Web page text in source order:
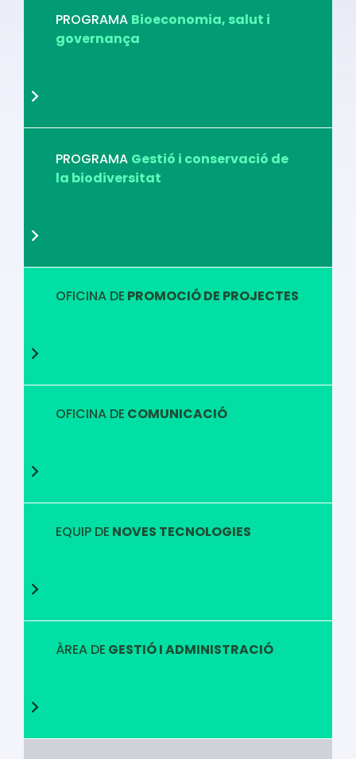
PROGRAMA Bioeconomia, salut i
governança
PROGRAMA Gestió i conservació de
la biodiversitat
OFICINA DE PROMOCIÓ DE PROJECTES
OFICINA DE COMUNICACIÓ
EQUIP DE NOVES TECNOLOGIES
ÀREA DE GESTIÓ I ADMINISTRACIÓ